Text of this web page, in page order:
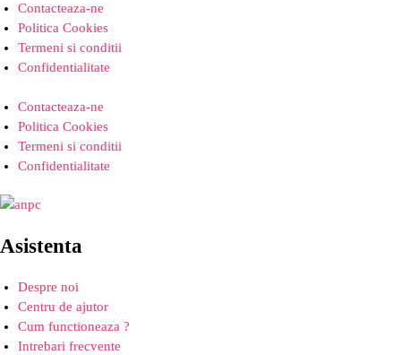
Contacteaza-ne
Politica Cookies
Termeni si conditii
Confidentialitate
Contacteaza-ne
Politica Cookies
Termeni si conditii
Confidentialitate
Asistenta
Despre noi
Centru de ajutor
Cum functioneaza ?
Intrebari frecvente